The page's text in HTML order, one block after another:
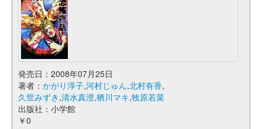
発売日：2008年07月25日
著者： かがり淳子,河村じゅん,北村有香,
久世みずき ,清水真澄,栖川マキ,牧原若菜
出版社：小学館
￥0